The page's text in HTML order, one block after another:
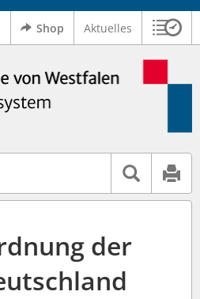
Shop Aktuelles
"Pfarrerausschuss".
der